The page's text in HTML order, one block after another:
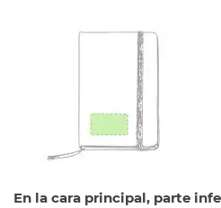
En la cara principal, parte